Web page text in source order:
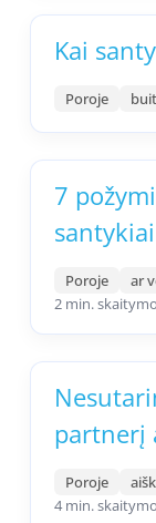
Kai
Poroje
7
Poroje ar
2 min. skaitymo
partnerį
Poroje
4 min. skaitymo